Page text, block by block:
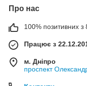
Про нас
100% позитивних з
Працює з
м. Дніпро
проспект